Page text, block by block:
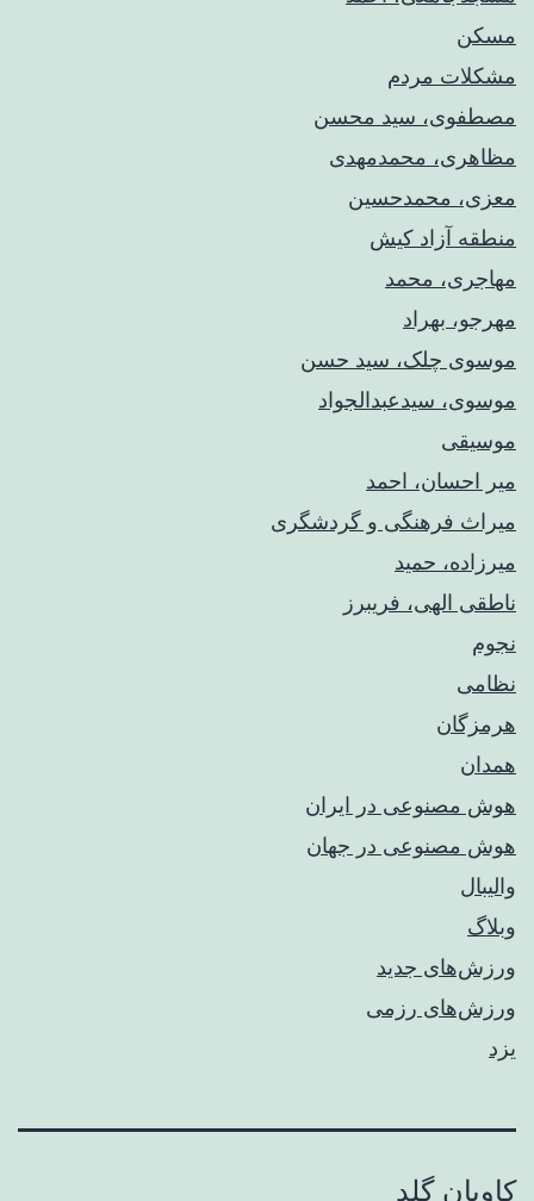
مسکن
مشکلات مردم
مصطفوی، سید محسن
مظاهری، محمدمهدی
معزی، محمدحسین
منطقه آزاد کیش
مهاجری، محمد
مهرجو، بهراد
موسوی چلک، سید حسن
موسوی، سیدعبدالجواد
موسیقی
میر احسان، احمد
میراث فرهنگی و گردشگری
میرزاده، حمید
ناطقی الهی، فریبرز
نجوم
نظامی
هرمزگان
همدان
هوش مصنوعی در ایران
هوش مصنوعی در جهان
والیبال
وبلاگ
ورزش‌های جدید
ورزش‌های رزمی
یزد
کاویان گلد